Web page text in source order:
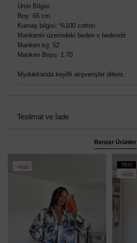
Ürün Bilgisi
Boy: 65 cm
Kumaş bilgisi: %100 cotton
Mankenin üzerindeki beden s bedendir.
Manken kg: 52
Manken Boyu: 1.70
Mydukkanda keyifli alışverişler dileriz.
Teslimat ve İade
Benzer Ürünler
%50
Yeni
Ürün
%50